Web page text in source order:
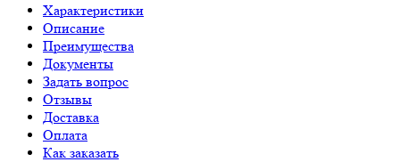
Характеристики
Описание
Преимущества
Документы
Задать вопрос
Отзывы
Доставка
Оплата
Как заказать